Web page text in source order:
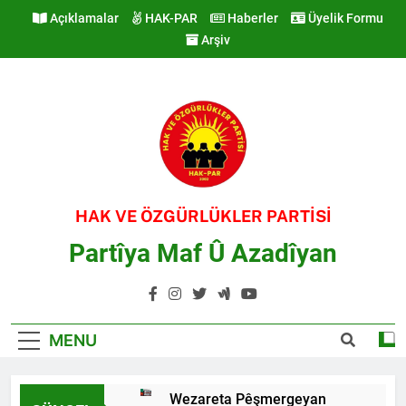
Açıklamalar HAK-PAR Haberler
Üyelik Formu
Arşiv
HAK VE ÖZGÜRLÜKLER PARTİSİ
Partîya Maf Û Azadîyan
MENU
Wezareta Pêşmergeyan